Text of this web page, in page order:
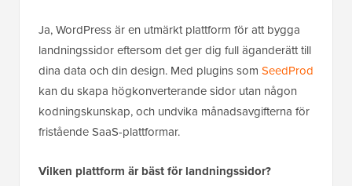
Ja, WordPress är en utmärkt plattform för att bygga
landningssidor eftersom det ger dig full äganderätt till
dina data och din design. Med plugins som SeedProd
kan du skapa högkonverterande sidor utan någon
kodningskunskap, och undvika månadsavgifterna för
fristående SaaS-plattformar.
Vilken plattform är bäst för landningssidor?